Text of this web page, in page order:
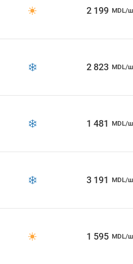
2 199 MDL/
2 823 MDL/
1 481 MDL/
3 191 MDL/
1 595 MDL/